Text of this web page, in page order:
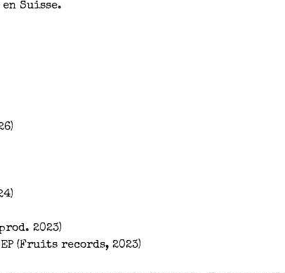
Suisse.
2023)
EP (Fruits records, 2023)